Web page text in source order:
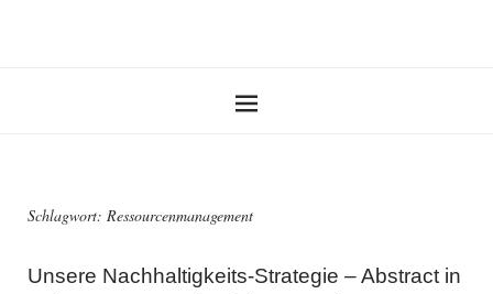
Schlagwort: Ressourcenmanagement
Unsere Nachhaltigkeits-Strategie – Abstract in